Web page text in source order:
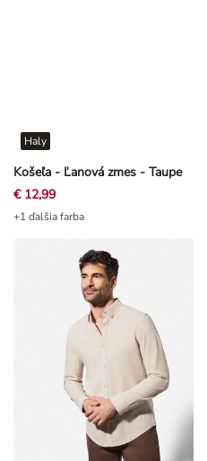
Košeľa - Ľanová zmes - Taupe
Haly
€ 12,99
+1 ďalšia farba